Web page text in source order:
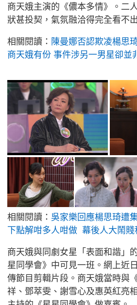
商天娥主演的《儂本多情》。二
狀甚投契，氣氛融洽得完全看不
相關閱讀： 陳曼娜否認欺凌楊思
商天娥有份 事件涉另一男星卻並
相關閱讀： 吳家樂回應楊思琦遭
下點解咁多人咁做 幕後人大鬧
商天娥與同劇女星「表面和諧」
星同學會》中可見一班。網上近
傳節目剪輯片段。商天娥當時與
祥、鄧萃雯、謝雪心及惠英紅亮